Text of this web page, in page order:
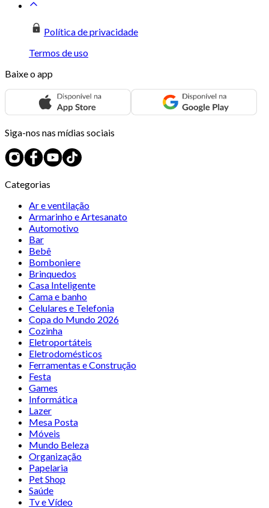
Política de privacidade
Termos de uso
Baixe o app
Siga-nos nas mídias sociais
Categorias
Ar e ventilação
Armarinho e Artesanato
Automotivo
Bar
Bebê
Bomboniere
Brinquedos
Casa Inteligente
Cama e banho
Celulares e Telefonia
Copa do Mundo 2026
Cozinha
Eletroportáteis
Eletrodomésticos
Ferramentas e Construção
Festa
Games
Informática
Lazer
Mesa Posta
Móveis
Mundo Beleza
Organização
Papelaria
Pet Shop
Saúde
Tv e Vídeo